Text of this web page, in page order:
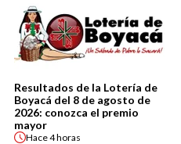
Resultados de la Lotería de
Boyacá del 8 de agosto de
2026: conozca el premio
mayor
Hace4 horas